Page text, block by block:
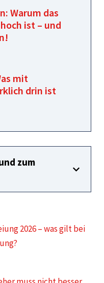
Warum das
ist – und
mit
drin ist
zum
2026 – was gilt bei